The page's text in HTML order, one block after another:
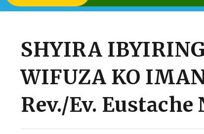
SHYIRA
WIFUZA KO
Rev./Ev.